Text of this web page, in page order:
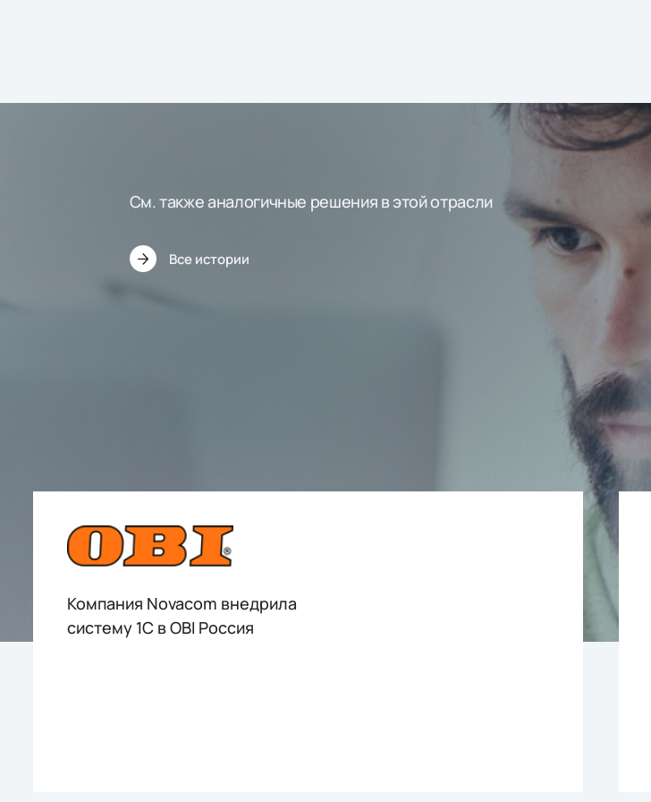
См. также аналогичные решения в этой отрасли
Все истории
Компания Novacom внедрила
систему 1С в OBI Россия